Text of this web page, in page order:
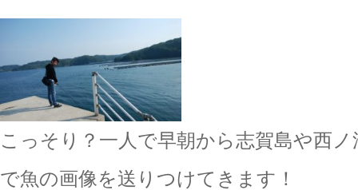
こっそり？一人で早朝から志賀島や西
で魚の画像を送りつけてきます！